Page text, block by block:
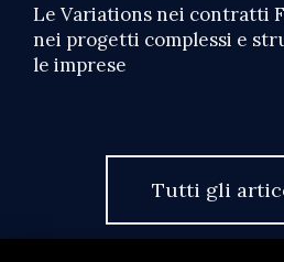
Le Variations nei contratti
nei progetti complessi e
le imprese
Tutti gli